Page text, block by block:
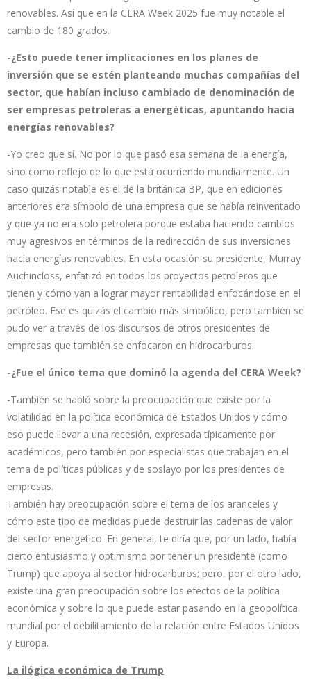
renovables. Así que en la CERA Week 2025 fue muy notable el
cambio de 180 grados.
-¿Esto puede tener implicaciones en los planes de
inversión que se estén planteando muchas compañías del
sector, que habían incluso cambiado de denominación de
ser empresas petroleras a energéticas, apuntando hacia
energías renovables?
-Yo creo que sí. No por lo que pasó esa semana de la energía,
sino como reflejo de lo que está ocurriendo mundialmente. Un
caso quizás notable es el de la británica BP, que en ediciones
anteriores era símbolo de una empresa que se había reinventado
y que ya no era solo petrolera porque estaba haciendo cambios
muy agresivos en términos de la redirección de sus inversiones
hacia energías renovables. En esta ocasión su presidente, Murray
Auchincloss, enfatizó en todos los proyectos petroleros que
tienen y cómo van a lograr mayor rentabilidad enfocándose en el
petróleo. Ese es quizás el cambio más simbólico, pero también se
pudo ver a través de los discursos de otros presidentes de
empresas que también se enfocaron en hidrocarburos.
-¿Fue el único tema que dominó la agenda del CERA Week?
-También se habló sobre la preocupación que existe por la
volatilidad en la política económica de Estados Unidos y cómo
eso puede llevar a una recesión, expresada típicamente por
académicos, pero también por especialistas que trabajan en el
tema de políticas públicas y de soslayo por los presidentes de
empresas.
También hay preocupación sobre el tema de los aranceles y
cómo este tipo de medidas puede destruir las cadenas de valor
del sector energético. En general, te diría que, por un lado, había
cierto entusiasmo y optimismo por tener un presidente (como
Trump) que apoya al sector hidrocarburos; pero, por el otro lado,
existe una gran preocupación sobre los efectos de la política
económica y sobre lo que puede estar pasando en la geopolítica
mundial por el debilitamiento de la relación entre Estados Unidos
y Europa.
La ilógica económica de Trump